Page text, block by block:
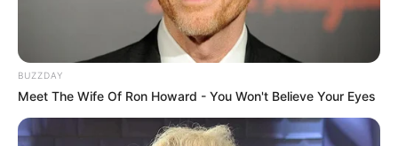
Berhentilah mencoba menyenangkan orang lain
FAQ
BUZZDAY
Meet The Wife Of Ron Howard - You Won't Believe Your Eyes